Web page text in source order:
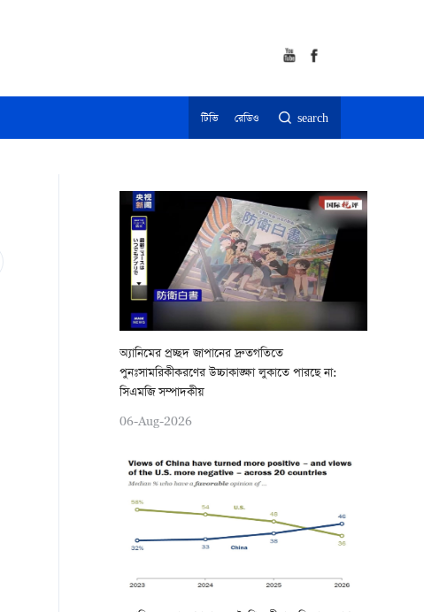
টিভি রেডিও search
অ্যানিমের প্রচ্ছদ জাপানের দ্রুতগতিতে
পুনঃসামরিকীকরণের উচ্চাকাঙ্ক্ষা লুকাতে পারছে না:
সিএমজি সম্পাদকীয়
06-Aug-2026